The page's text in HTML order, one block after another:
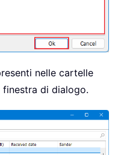
nelle cartelle
finestra di dialogo.